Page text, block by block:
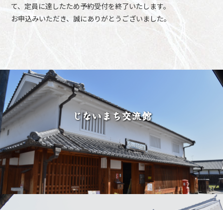
て、定員に達したため予約受付を終了いたします。
お申込みいただき、誠にありがとうございました。
じないまち交流館